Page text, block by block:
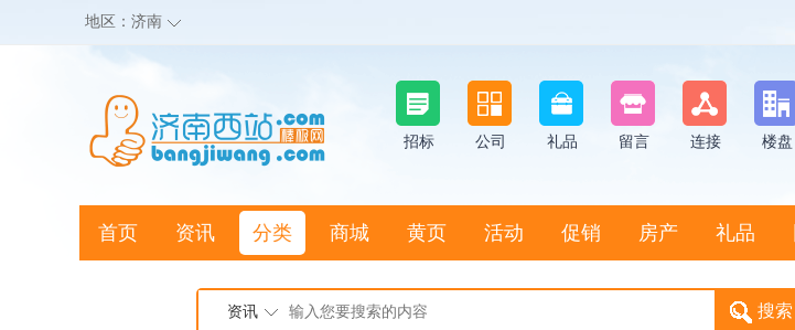
地区： 济南
招标 公司 礼品 留言 连接 楼盘
首页 资讯 分类 商城 黄页 活动 促销 房产 礼品
资讯